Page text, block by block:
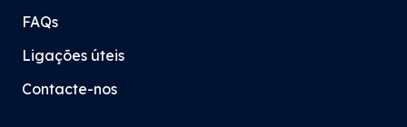
FAQs
Ligações úteis
Contacte-nos